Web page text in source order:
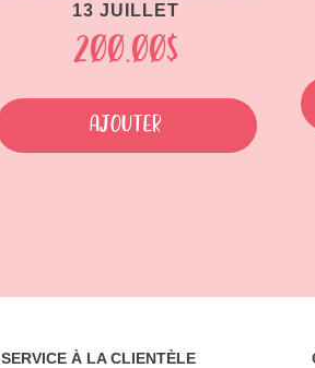
13 JUILLET
200.00$
Ajouter
SERVICE À LA CLIENTÈLE